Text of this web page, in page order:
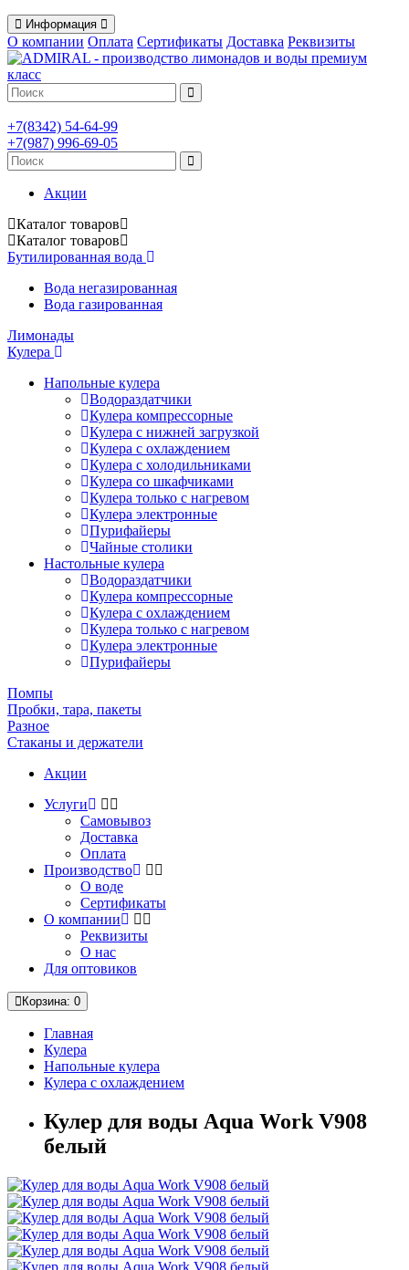
Информация
О компании Оплата Сертификаты Доставка Реквизиты
+7(8342) 54-64-99
+7(987) 996-69-05
Акции
Каталог товаров
Каталог товаров
Бутилированная вода
Вода негазированная
Вода газированная
Лимонады
Кулера
Напольные кулера
Водораздатчики
Кулера компрессорные
Кулера с нижней загрузкой
Кулера с охлаждением
Кулера с холодильниками
Кулера со шкафчиками
Кулера только с нагревом
Кулера электронные
Пурифайеры
Чайные столики
Настольные кулера
Водораздатчики
Кулера компрессорные
Кулера с охлаждением
Кулера только с нагревом
Кулера электронные
Пурифайеры
Помпы
Пробки, тара, пакеты
Разное
Стаканы и держатели
Акции
Услуги
Самовывоз
Доставка
Оплата
Производство
О воде
Сертификаты
О компании
Реквизиты
О нас
Для оптовиков
Корзина: 0
Главная
Кулера
Напольные кулера
Кулера с охлаждением
Кулер для воды Aqua Work V908
белый